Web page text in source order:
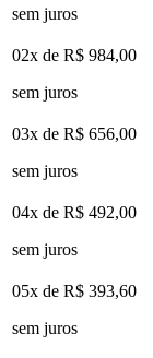
sem juros
02x de R$ 984,00
sem juros
03x de R$ 656,00
sem juros
04x de R$ 492,00
sem juros
05x de R$ 393,60
sem juros